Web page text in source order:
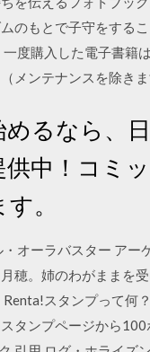
のもとで子守をする
一度購入した電子書
メンテナンスを除き
めるなら、
中！コミ
。
オーラバスター アー
穂。姉のわがままを
スタンプって何
タンプページから